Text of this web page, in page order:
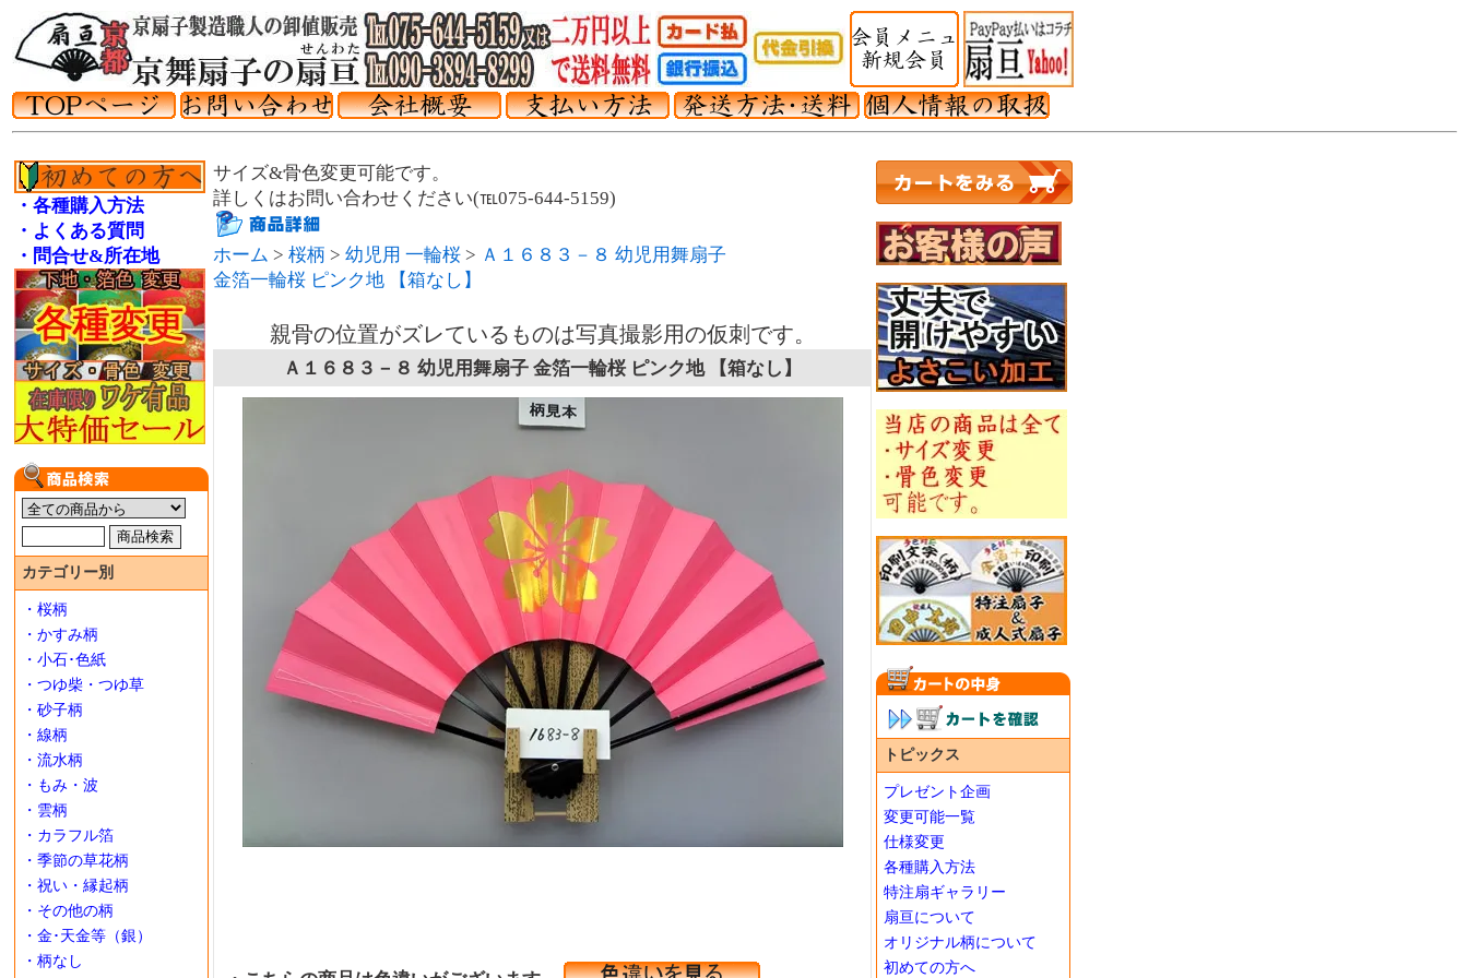
・各種購入方法
・よくある質問
・問合せ&所在地
カテゴリー別
・桜柄
・かすみ柄
・小石･色紙
・つゆ柴・つゆ草
・砂子柄
・線柄
・流水柄
・もみ・波
・雲柄
・カラフル箔
・季節の草花柄
・祝い・縁起柄
・その他の柄
・金･天金等（銀）
・柄なし
サイズ&骨色変更可能です。
詳しくはお問い合わせください(℡075-644-5159)
ホーム > 桜柄 > 幼児用 一輪桜 > Ａ１６８３－８ 幼児用舞扇子
金箔一輪桜 ピンク地 【箱なし】
親骨の位置がズレているものは写真撮影用の仮刺です。
Ａ１６８３－８ 幼児用舞扇子 金箔一輪桜 ピンク地 【箱なし】
トピックス
プレゼント企画
変更可能一覧
仕様変更
各種購入方法
特注扇ギャラリー
扇亘について
オリジナル柄について
初めての方へ